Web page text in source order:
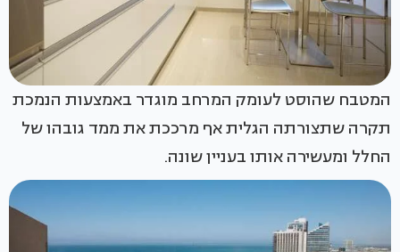
המטבח שהוסט לעומק המרחב מוגדר באמצעות הנמכת
תקרה שתצורתה הגלית אף מרככת את ממד גובהו של
החלל ומעשירה אותו בעניין שונה.